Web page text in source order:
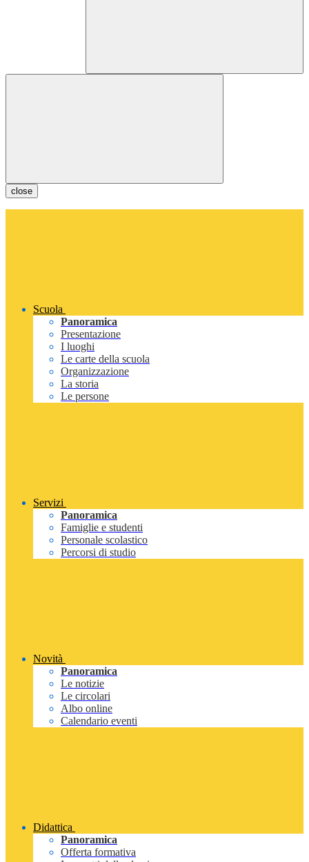
close
Scuola
Panoramica
Presentazione
I luoghi
Le carte della scuola
Organizzazione
La storia
Le persone
Servizi
Panoramica
Famiglie e studenti
Personale scolastico
Percorsi di studio
Novità
Panoramica
Le notizie
Le circolari
Albo online
Calendario eventi
Didattica
Panoramica
Offerta formativa